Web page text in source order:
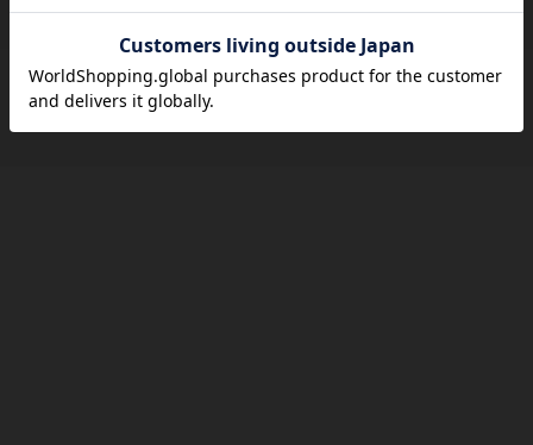
シェアする
シェアする